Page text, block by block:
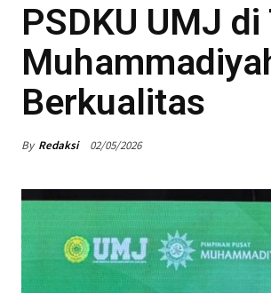
PSDKU UMJ
Berkualitas
By Redaksi 02/05/2026